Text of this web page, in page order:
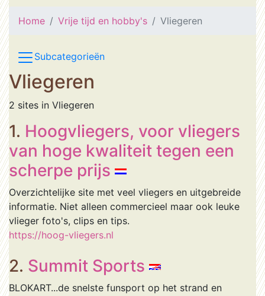
Home Vrije tijd en hobby's Vliegeren
Subcategorieën
Vliegeren
2 sites in Vliegeren
1. Hoogvliegers, voor vliegers
van hoge kwaliteit tegen een
scherpe prijs
Overzichtelijke site met veel vliegers en uitgebreide
informatie. Niet alleen commercieel maar ook leuke
vlieger foto's, clips en tips.
https://hoog-vliegers.nl
2. Summit Sports
BLOKART...de snelste funsport op het strand en